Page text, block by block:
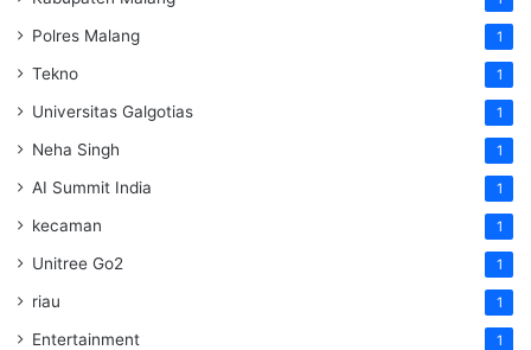
Polres Malang 1
Tekno 1
Universitas Galgotias 1
Neha Singh 1
AI Summit India 1
kecaman 1
Unitree Go2 1
riau 1
Entertainment 1